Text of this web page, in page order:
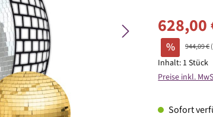
628,00
% 944,09 €
Inhalt: 1 Stück
Preise inkl.
Sofort